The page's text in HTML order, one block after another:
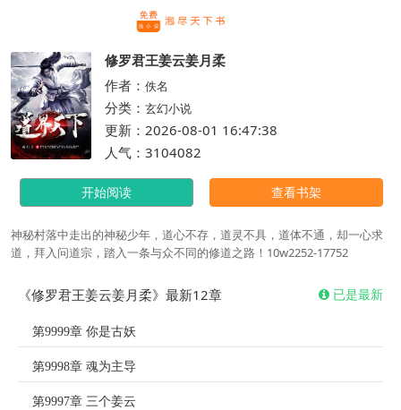
修罗君王姜云姜月柔
作者： 佚名
分类： 玄幻小说
更新：2026-08-01 16:47:38
人气：3104082
开始阅读 查看书架
神秘村落中走出的神秘少年，道心不存，道灵不具，道体不通，却一心求
道，拜入问道宗，踏入一条与众不同的修道之路！10w2252-17752
《修罗君王姜云姜月柔》最新12章 已是最新
第9999章 你是古妖
第9998章 魂为主导
第9997章 三个姜云